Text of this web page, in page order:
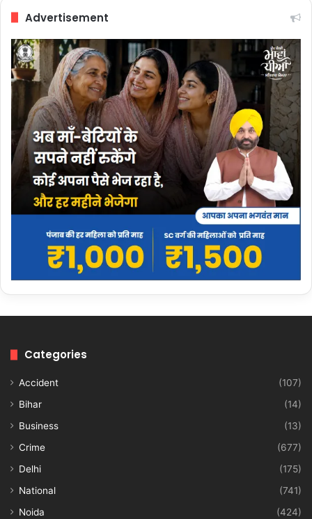
Advertisement
Categories
Accident
(107)
Bihar
(14)
Business
(13)
Crime
(677)
Delhi
(175)
National
(741)
Noida
(424)